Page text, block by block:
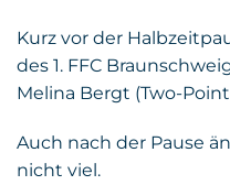
Kurz vor der
des 1. FFC
Melina Bergt (Two-
Auch nach der Pause
nicht viel.